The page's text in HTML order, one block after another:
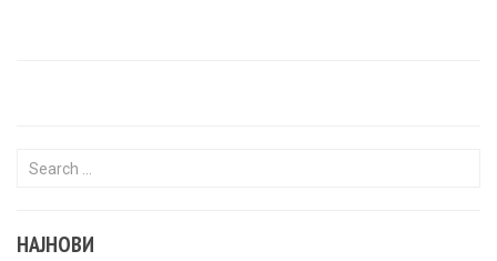
Search for:
НАЈНОВИ